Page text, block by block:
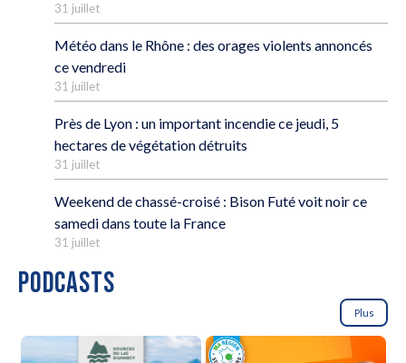
31 juillet
Météo dans le Rhône : des orages violents annoncés
ce vendredi
31 juillet
Près de Lyon : un important incendie ce jeudi, 5
hectares de végétation détruits
31 juillet
Weekend de chassé-croisé : Bison Futé voit noir ce
samedi dans toute la France
31 juillet
PODCASTS
Plus